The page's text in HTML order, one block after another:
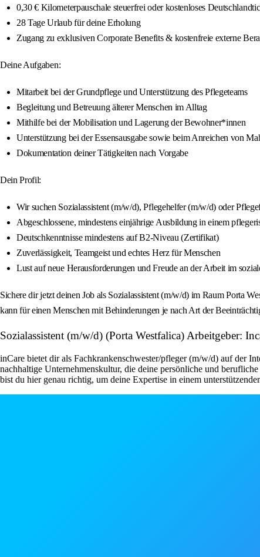
0,30 € Kilometerpauschale steuerfrei oder kostenloses
28 Tage Urlaub für deine Erholung
Zugang zu exklusiven Corporate Benefits & kostenfreie externe
Deine Aufgaben:
Mitarbeit bei der Grundpflege und Unterstützung des Pflegeteams
Begleitung und Betreuung älterer Menschen im Alltag
Mithilfe bei der Mobilisation und Lagerung der Bewohner*innen
Unterstützung bei der Essensausgabe sowie beim Anreichen von
Dokumentation deiner Tätigkeiten nach Vorgabe
Dein Profil:
Wir suchen Sozialassistent (m/w/d), Pflegehelfer (m/w/d) oder
Abgeschlossene, mindestens einjährige Ausbildung in einem
Deutschkenntnisse mindestens auf B2-Niveau (Zertifikat)
Zuverlässigkeit, Teamgeist und echtes Herz für Menschen
Lust auf neue Herausforderungen und Freude an der Arbeit im
Sichere dir jetzt deinen Job als Sozialassistent (m/w/d) im Raum Porta
kann für einen Menschen mit Behinderungen je nach Art der
Sozialassistent (m/w/d) (Porta Westfalica) Arbeitgeber:
inCare bietet dir als Fachkrankenschwester/pfleger (m/w/d) auf der
nachhaltige Unternehmenskultur, die deine persönliche und
bist du hier genau richtig, um deine Expertise in einem